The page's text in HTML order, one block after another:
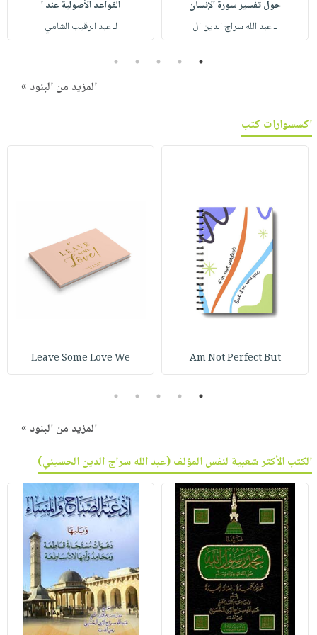
صابون
أطفال
فيديوهات
أسئلة
وفرات
التسوق
حول تفسير سورة الإنسان
لـ عبد الله سراج الدين ال
القواعد الأصولية عند ا
لـ عبد الرقيب الشامي
1
2
3
4
5
المزيد من البنود »
اكسسوارات كتب
Am Not Perfect But
Leave Some Love We
1
2
3
4
5
المزيد من البنود »
الكتب الأكثر شعبية لنفس المؤلف (عبد الله سراج الدين الحسيني)